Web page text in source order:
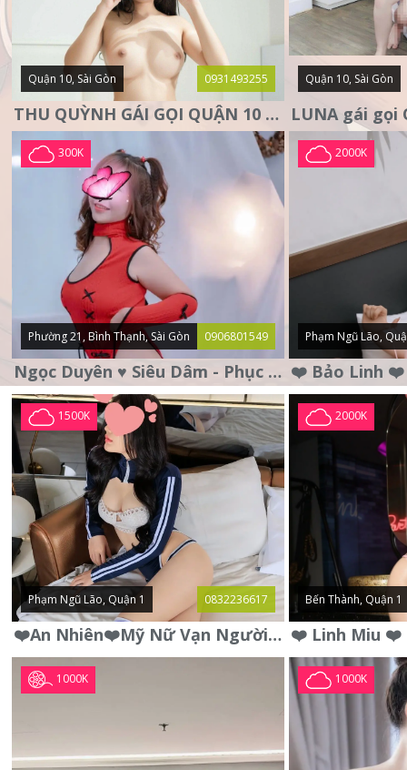
Quận 10, Sài Gòn 0931493255
THU QUỲNH GÁI GỌI QUẬN 10 – MẶT XINH DA TRẮNG – SANG
Quận 10, Sài Gòn
300K
Phường 21, Bình Thạnh, Sài Gòn 0906801549
Ngọc Duyên ♥️ Siêu Dâm - Phục Vụ Tận Tình - Chu Đáo
2000K
Phạm Ngũ Lão,
1500K
Phạm Ngũ Lão, Quận 1 0832236617
❤️An Nhiên❤️Mỹ Nữ Vạn Người Mê,Da Trắng, Mặt Xynh, Đẹp Từng
2000K
Bến Thành, Quận 1
1000K 1000K